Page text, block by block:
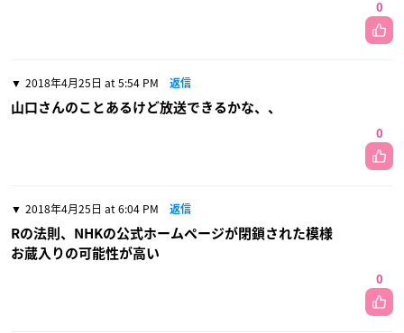
0
2018年4月25日 at 5:54 PM 返信
山口さんのことあるけど放送できるかな、、
0
2018年4月25日 at 6:04 PM 返信
Rの法則、NHKの公式ホームページが閉鎖された模様
お蔵入りの可能性が高い
0